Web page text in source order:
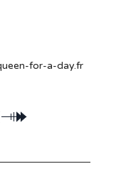
for-a-day.fr